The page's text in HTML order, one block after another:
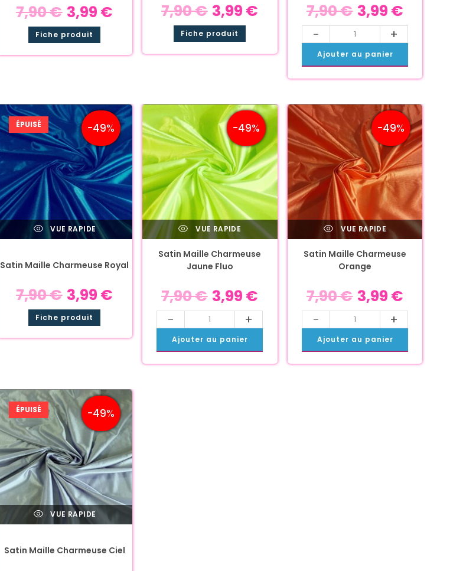
7,90€ 3,99 €
Fiche produit
7,90€ 3,99 €
Fiche produit
7,90€ 3,99 €
- +
Ajouter au panier
-49%
ÉPUISÉ
VUE RAPIDE
Satin Maille Charmeuse Royal
7,90€ 3,99 €
Fiche produit
-49%
VUE RAPIDE
Satin Maille Charmeuse
Jaune Fluo
7,90€ 3,99 €
- +
Ajouter au panier
-49%
VUE RAPIDE
Satin Maille Charmeuse
Orange
7,90€ 3,99 €
- +
Ajouter au panier
-49%
ÉPUISÉ
VUE RAPIDE
Satin Maille Charmeuse Ciel